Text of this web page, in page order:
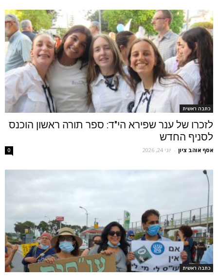
כתבה ראשית
לזכרו של ענר שפירא הי"ד: ספר תורה ראשון הוכנס
לסניף החדש
אסף אוהב ציון - יוני 24, 2026 0
כתבה ראשית